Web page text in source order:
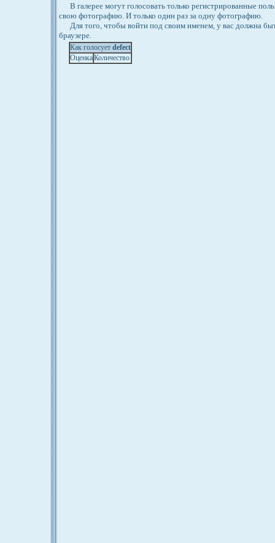
В галерее могут голосовать только регистрированные
свою фотографию. И только один раз за одну фотографию.
Для того, чтобы войти под своим именем, у вас должна
браузере.
Как голосует defect
ОценкаКоличество